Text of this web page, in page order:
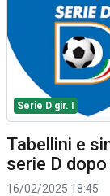
Serie D gir. I
Tabellini e
serie D
16/02/2025 18:45